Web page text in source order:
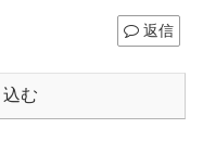
返信
む